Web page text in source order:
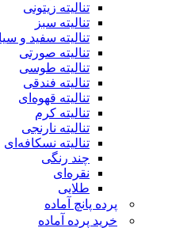
تنالیته زیتونی
تنالیته سبز
تنالیته سفید و سیاه
تنالیته صورتی
تنالیته طوسی
تنالیته فندقی
تنالیته قهوه‌ای
تنالیته کرم
تنالیته نارنجی
تنالیته نسکافه‌ای
چند رنگی
نقره‌ای
طلایی
پرده پانچ آماده
خرید پرده آماده